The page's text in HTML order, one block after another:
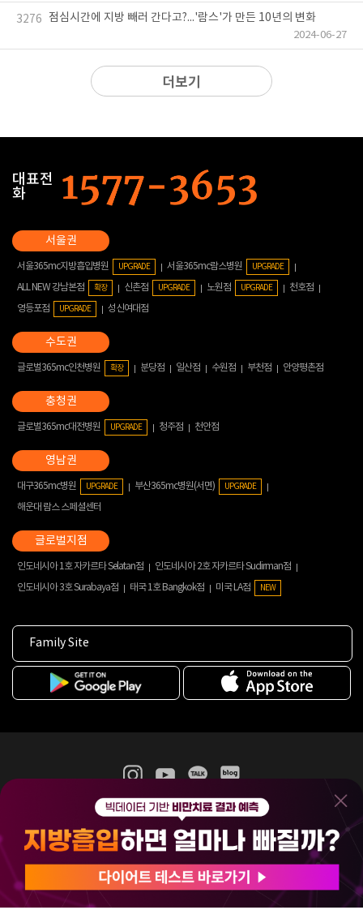
3276 점심시간에 지방 빼러 간다고?...'람스'가 만든 10년의 변화
2024-06-27
더보기
대표전
화
서울365mc지방흡입병원 UPGRADE 서울365mc람스병원 UPGRADE
ALL NEW 강남본점 확장 신촌점 UPGRADE 노원점 UPGRADE
천호점
영등포점
UPGRADE 성신여대점
글로벌365mc인천병원 확장 분당점 일산점 수원점 부천점 안양평촌점
글로벌365mc대전병원 UPGRADE 청주점 천안점
대구365mc병원 UPGRADE 부산365mc병원(서면) UPGRADE
해운대 람스 스페셜센터
인도네시아 1호 자카르타 Selatan점
인도네시아 2호 자카르타 Sudirman점
인도네시아 3호 Surabaya점
태국 1호 Bangkok점 미국 LA점 NEW
Family Site
365mc 병·의원 이용약관
홈페이지 이용약관
비급여진료수가
(주)365mcㅣ서울특별시 서초구 서초대로52길 7, 3~4층(서초동, 제일빌딩)
120-87-04354ㅣ김남철
COPYRIGHT(C) 2025 365mc. ALL RIGHTS RESERVED.